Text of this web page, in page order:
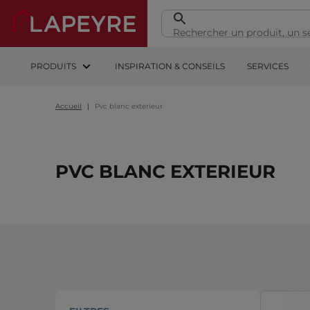
PRODUITS INSPIRATION & CONSEILS SERVICES
Accueil Pvc blanc exterieur
PVC BLANC EXTERIEUR